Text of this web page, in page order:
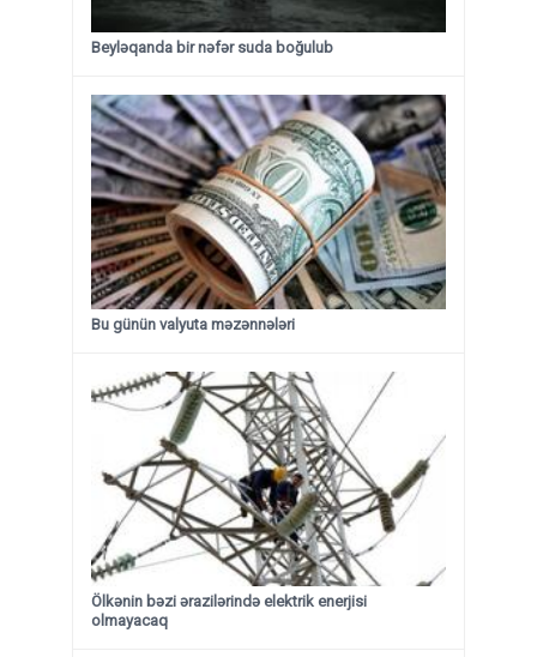
Beyləqanda bir nəfər suda boğulub
Bu günün valyuta məzənnələri
Ölkənin bəzi ərazilərində elektrik enerjisi
olmayacaq